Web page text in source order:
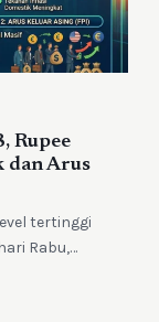
Rupee
dan Arus
tertinggi
Rabu,…